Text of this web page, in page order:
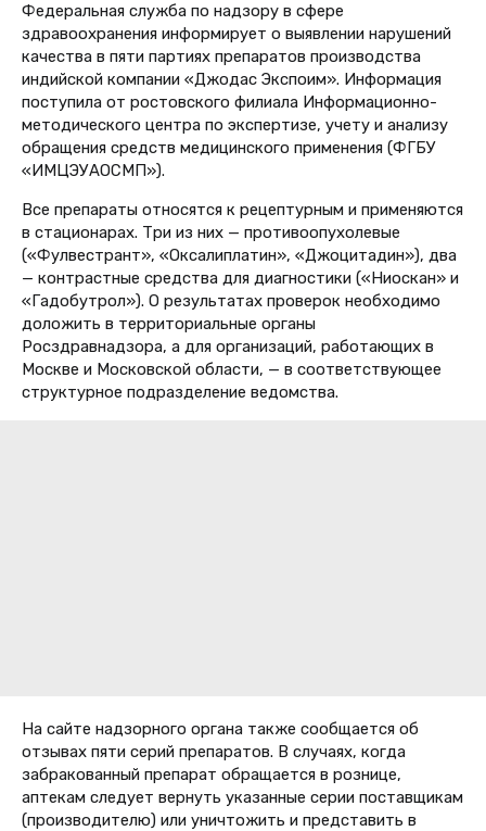
Федеральная служба по надзору в сфере
здравоохранения информирует о выявлении нарушений
качества в пяти партиях препаратов производства
индийской компании «Джодас Экспоим». Информация
поступила от ростовского филиала Информационно-
методического центра по экспертизе, учету и анализу
обращения средств медицинского применения (ФГБУ
«ИМЦЭУАОСМП»).
Все препараты относятся к рецептурным и применяются
в стационарах. Три из них — противоопухолевые
(«Фулвестрант», «Оксалиплатин», «Джоцитадин»), два
— контрастные средства для диагностики («Ниоскан» и
«Гадобутрол»). О результатах проверок необходимо
доложить в территориальные органы
Росздравнадзора, а для организаций, работающих в
Москве и Московской области, — в соответствующее
структурное подразделение ведомства.
На сайте надзорного органа также сообщается об
отзывах пяти серий препаратов. В случаях, когда
забракованный препарат обращается в рознице,
аптекам следует вернуть указанные серии поставщикам
(производителю) или уничтожить и представить в